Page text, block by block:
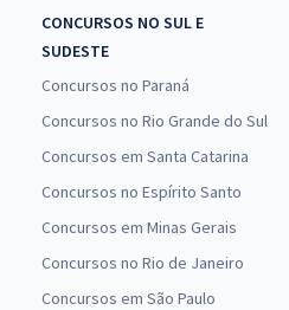
CONCURSOS NO SUL E
SUDESTE
Concursos no Paraná
Concursos no Rio Grande do Sul
Concursos em Santa Catarina
Concursos no Espírito Santo
Concursos em Minas Gerais
Concursos no Rio de Janeiro
Concursos em São Paulo